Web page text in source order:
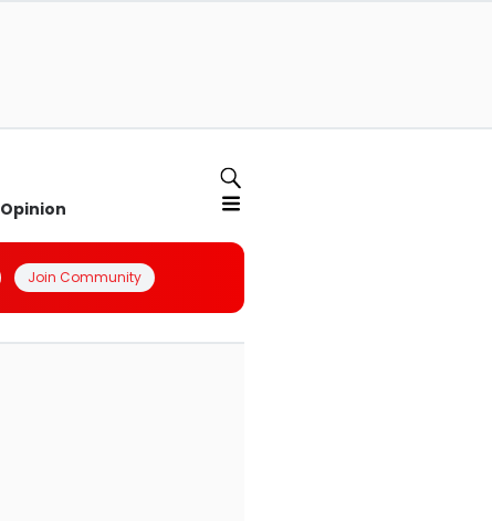
Opinion
Join Community